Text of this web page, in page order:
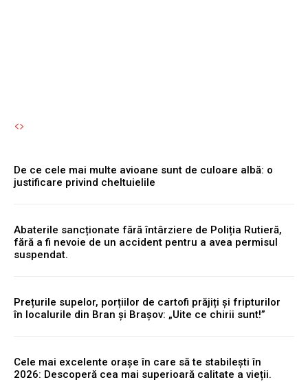
De ce cele mai multe avioane sunt de culoare albă: o
justificare privind cheltuielile
Abaterile sancționate fără întârziere de Poliția Rutieră,
fără a fi nevoie de un accident pentru a avea permisul
suspendat.
Prețurile supelor, porțiilor de cartofi prăjiți și fripturilor
în localurile din Bran și Brașov: „Uite ce chirii sunt!”
Cele mai excelente orașe în care să te stabilești în
2026: Descoperă cea mai superioară calitate a vieții.